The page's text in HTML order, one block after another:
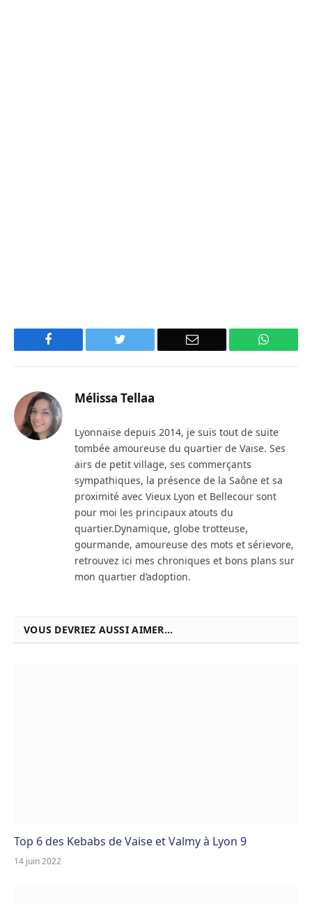
Email
Mélissa Tellaa
Lyonnaise depuis 2014, je suis tout de suite
tombée amoureuse du quartier de Vaise. Ses
airs de petit village, ses commerçants
sympathiques, la présence de la Saône et sa
proximité avec Vieux Lyon et Bellecour sont
pour moi les principaux atouts du
quartier.Dynamique, globe trotteuse,
gourmande, amoureuse des mots et sérievore,
retrouvez ici mes chroniques et bons plans sur
mon quartier d’adoption.
VOUS DEVRIEZ AUSSI AIMER...
Top 6 des Kebabs de Vaise et Valmy à Lyon 9
14 juin 2022